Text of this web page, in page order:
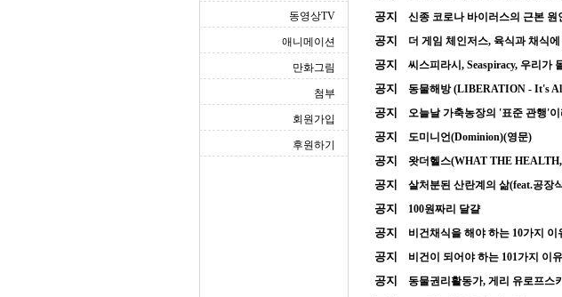
동영상TV
애니메이션
만화그림
첨부
회원가입
후원하기
공지 신종 코로나 바이러스의 근본 원
공지 더 게임 체인저스, 육식과 채식
공지 씨스피라시, Seaspiracy, 우리가
공지 동물해방 (LIBERATION - It's
공지 오늘날 가축농장의 '표준 관행'
공지 도미니언(Dominion)(영문)
공지 왓더헬스(WHAT THE
공지 살처분된 산란계의 삶(feat.공장
공지 100원짜리 달걀
공지 비건채식을 해야 하는 10가지 이
공지 비건이 되어야 하는 101가지 이
공지 동물권리활동가, 게리 유로프스